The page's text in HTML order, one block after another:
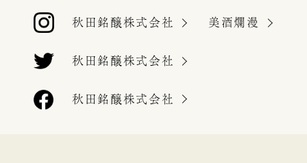
秋田銘醸株式会社 美酒爛漫
秋田銘醸株式会社
秋田銘醸株式会社